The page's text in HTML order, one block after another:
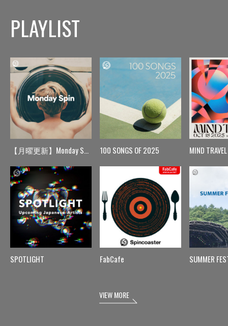
PLAYLIST
【月曜更新】Monday Spin
SPOTLIGHT
100 SONGS OF 2025
FabCafe
MIND TRAVEL
SUMMER
VIEW MORE